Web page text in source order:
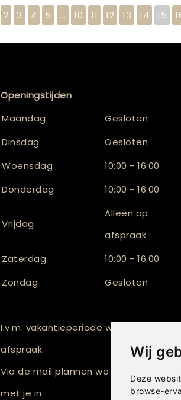
Wij
Deze
browse-
2 3 4 5 ... 10 11 12 13 14 15
Openingstijden
Maandag
Gesloten
Dinsdag
Gesloten
Woensdag
10:00 - 16:00
Donderdag
10:00 - 16:00
Vrijdag
Alleen op
afspraak
Zaterdag
10:00 - 16:00
Zondag
Gesloten
I.v.m. vakantieperiode werken we
afspraak.
Via de mail plannen we graag een
met je in.